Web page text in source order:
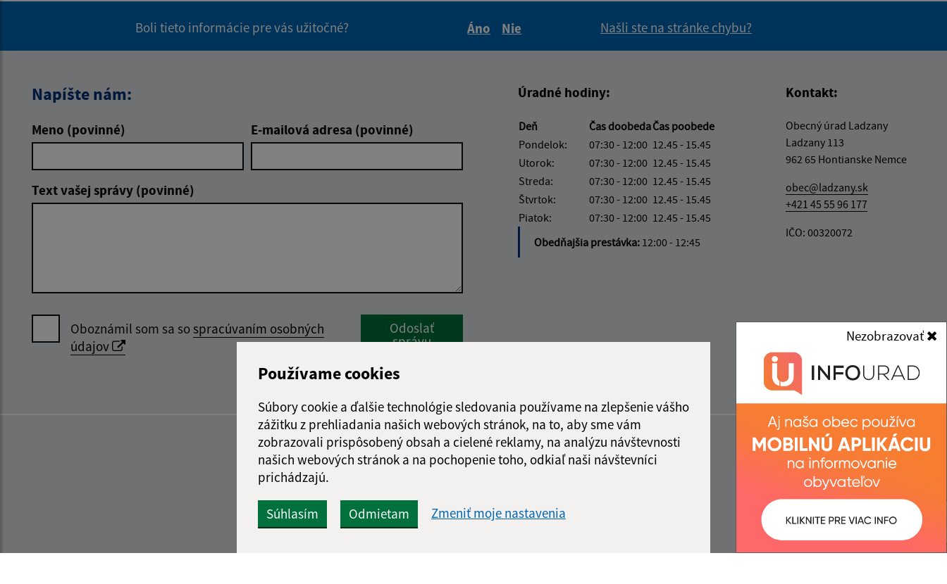
Používame cookies
Súbory cookie a ďalšie technológie sledovania používame na zlepšenie vášho
zážitku z prehliadania našich webových stránok, na to, aby sme vám
zobrazovali prispôsobený obsah a cielené reklamy, na analýzu návštevnosti
našich webových stránok a na pochopenie toho, odkiaľ naši návštevníci
prichádzajú.
Súhlasím Odmietam Zmeniť moje nastavenia
Nezobrazovať
Boli tieto informácie pre vás užitočné?
Áno
Nie
Našli ste na stránke chybu?
Napíšte nám:
Meno (povinné) E-mailová adresa (povinné)
Text vašej správy (povinné)
Oboznámil som sa sospracúvaním osobných
údajov
Google reCaptcha Response
Odoslať
správu
Úradné hodiny:
Deň Čas doobedaČas poobede
Pondelok:
07:30 - 12:00 12.45 - 15.45
Utorok:
07:30 - 12:00 12.45 - 15.45
Streda:
07:30 - 12:00 12.45 - 15.45
Štvrtok:
07:30 - 12:00 12.45 - 15.45
Piatok:
07:30 - 12:00 12.45 - 15.45
Obedňajšia prestávka: 12:00 - 12:45
Kontakt:
Obecný úrad Ladzany
Ladzany 113
962 65 Hontianske Nemce
obec@ladzany.sk
+421 45 55 96 177
IČO: 00320072